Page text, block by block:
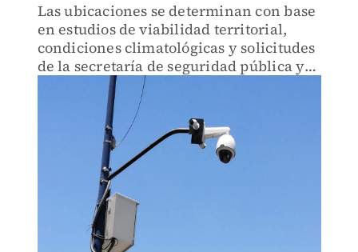
Las ubicaciones se determinan con base
en estudios de viabilidad territorial,
condiciones climatológicas y solicitudes
de la secretaría de seguridad pública y
la fiscalía general de justicia.